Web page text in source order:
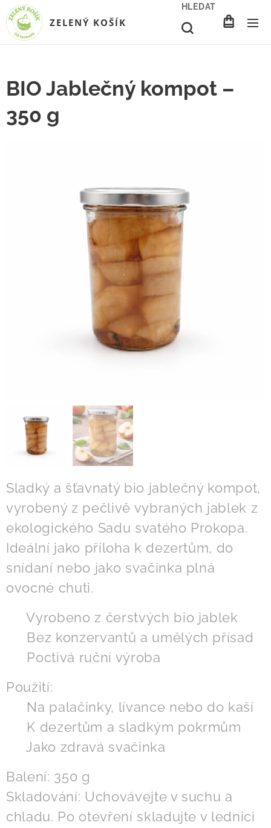
ZELENÝ KOŠÍK
HLEDAT
BIO Jablečný kompot –
350 g
Sladký a šťavnatý bio jablečný kompot,
vyrobený z pečlivě vybraných jablek z
ekologického Sadu svatého Prokopa.
Ideální jako příloha k dezertům, do
snídaní nebo jako svačinka plná
ovocné chuti.
✅ Vyrobeno z čerstvých bio jablek
✅ Bez konzervantů a umělých přísad
✅ Poctivá ruční výroba
Použití:
✔ Na palačinky, lívance nebo do kaší
✔ K dezertům a sladkým pokrmům
✔ Jako zdravá svačinka
Balení: 350 g
Skladování: Uchovávejte v suchu a
chladu. Po otevření skladujte v lednici